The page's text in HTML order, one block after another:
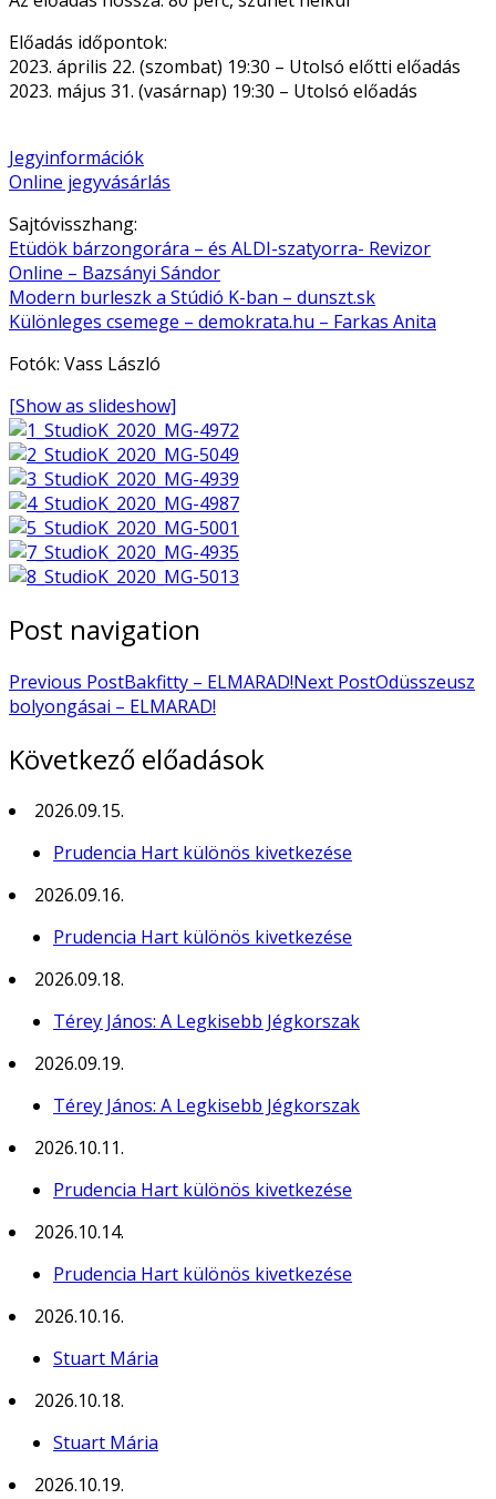
Előadás időpontok:
2023. április 22. (szombat) 19:30 – Utolsó előtti előadás
2023. május 31. (vasárnap) 19:30 – Utolsó előadás
Jegyinformációk
Online jegyvásárlás
Sajtóvisszhang:
Etüdök bárzongorára – és ALDI-szatyorra- Revizor
Online – Bazsányi Sándor
Modern burleszk a Stúdió K-ban – dunszt.sk
Különleges csemege – demokrata.hu – Farkas Anita
Fotók: Vass László
[Show as slideshow]
Post navigation
Previous PostBakfitty – ELMARAD!Next PostOdüsszeusz
bolyongásai – ELMARAD!
Következő előadások
2026.09.15.
Prudencia Hart különös kivetkezése
2026.09.16.
Prudencia Hart különös kivetkezése
2026.09.18.
Térey János: A Legkisebb Jégkorszak
2026.09.19.
Térey János: A Legkisebb Jégkorszak
2026.10.11.
Prudencia Hart különös kivetkezése
2026.10.14.
Prudencia Hart különös kivetkezése
2026.10.16.
Stuart Mária
2026.10.18.
Stuart Mária
2026.10.19.